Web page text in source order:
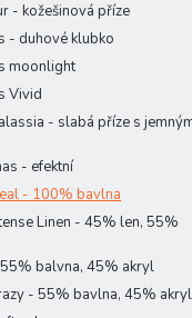
- kožešinová příze
- duhové klubko
moonlight
Vivid
- slabá příze s
- efektní
- 100% bavlna
Linen - 45% len, 55%
balvna, 45% akryl
- 55% bavlna, 45% akryl